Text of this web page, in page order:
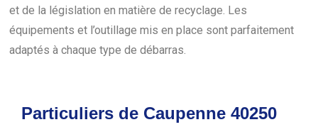
et de la législation en matière de recyclage. Les
équipements et l’outillage mis en place sont parfaitement
adaptés à chaque type de débarras.
Particuliers de Caupenne 40250